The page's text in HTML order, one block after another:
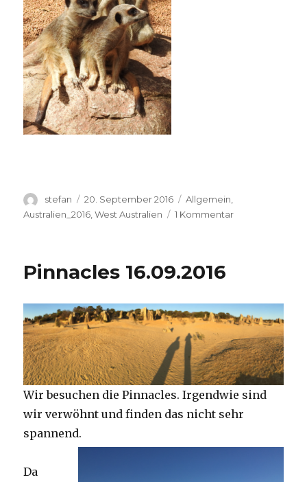
Autor
stefan
Veröffentlicht
am
20. September 2016 Kategorien
Allgemein,
Australien_2016 ,West Australien 1 Kommentarzu
Pinnacles 16.09.2016
Wir besuchen die Pinnacles. Irgendwie sind
wir verwöhnt und finden das nicht sehr
spannend.
Da